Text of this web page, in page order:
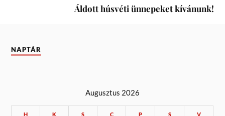
Áldott húsvéti ünnepeket kívánunk!
NAPTÁR
Augusztus 2026
H K S C P S V